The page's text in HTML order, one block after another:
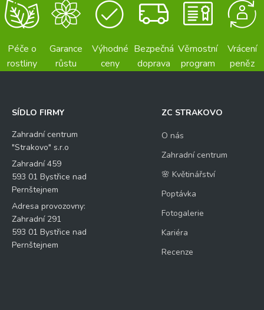
Péče o
rostliny
Garance
růstu
Výhodné
ceny
Bezpečná
doprava
Věrnostní
program
Vrácení
peněz
SÍDLO FIRMY
Zahradní centrum
"Strakovo" s.r.o
Zahradní 459
593 01 Bystřice nad
Pernštejnem
Adresa provozovny:
Zahradní 291
593 01 Bystřice nad
Pernštejnem
ZC STRAKOVO
O nás
Zahradní centrum
🌸 Květinářství
Poptávka
Fotogalerie
Kariéra
Recenze